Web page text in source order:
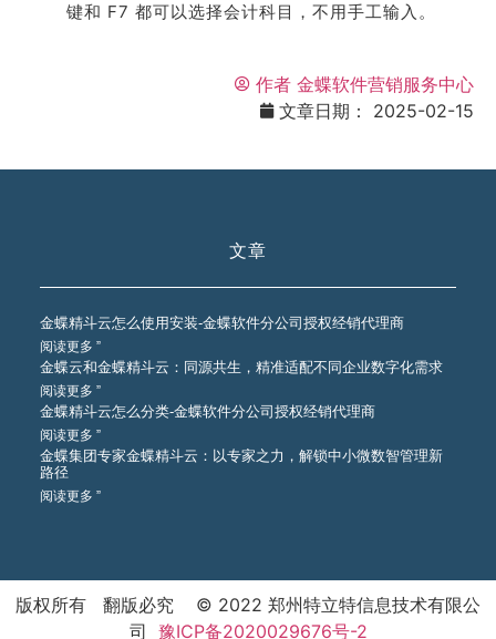
键和 F7 都可以选择会计科目，不用手工输入。
作者 金蝶软件营销服务中心
文章日期：
2025-02-15
文章
金蝶精斗云怎么使用安装-金蝶软件分公司授权经销代理商
阅读更多 ”
金蝶云和金蝶精斗云：同源共生，精准适配不同企业数字化需求
阅读更多 ”
金蝶精斗云怎么分类-金蝶软件分公司授权经销代理商
阅读更多 ”
金蝶集团专家金蝶精斗云：以专家之力，解锁中小微数智管理新
路径
阅读更多 ”
版权所有 翻版必究 © 2022 郑州特立特信息技术有限公
司 豫ICP备2020029676号-2